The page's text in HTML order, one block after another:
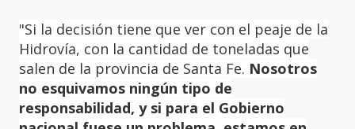
"Si la decisión tiene que ver con el peaje de la
Hidrovía, con la cantidad de toneladas que
salen de la provincia de Santa Fe. Nosotros
no esquivamos ningún tipo de
responsabilidad, y si para el Gobierno